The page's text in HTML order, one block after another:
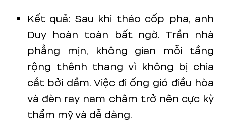
Kết quả: Sau khi tháo cốp pha, anh
Duy hoàn toàn bất ngờ. Trần nhà
phẳng mịn, không gian mỗi tầng
rộng thênh thang vì không bị chia
cắt bởi dầm. Việc đi ống gió điều hòa
và đèn ray nam châm trở nên cực kỳ
thẩm mỹ và dễ dàng.